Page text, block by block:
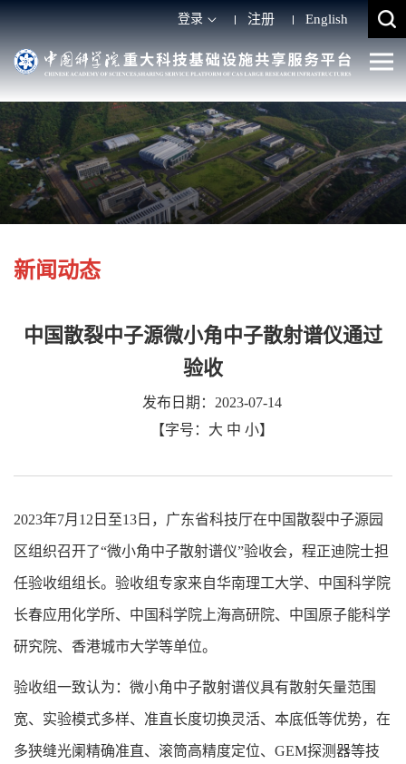
登录 注册 English
新闻动态
中国散裂中子源微小角中子散射谱仪通过
验收
发布日期：2023-07-14
【字号： 大 中 小】
2023年7月12日至13日，广东省科技厅在中国散裂中子源园
区组织召开了“微小角中子散射谱仪”验收会，程正迪院士担
任验收组组长。验收组专家来自华南理工大学、中国科学院
长春应用化学所、中国科学院上海高研院、中国原子能科学
研究院、香港城市大学等单位。
验收组一致认为：微小角中子散射谱仪具有散射矢量范围
宽、实验模式多样、准直长度切换灵活、本底低等优势，在
多狭缝光阑精确准直、滚筒高精度定位、GEM探测器等技